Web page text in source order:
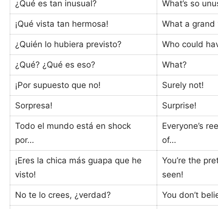
¿Qué es tan inusual? What’s so
¡Qué vista tan hermosa! What a grand
¿Quién lo hubiera previsto? Who could
¿Qué? ¿Qué es eso? What?
¡Por supuesto que no! Surely not!
Sorpresa! Surprise!
Todo el mundo está en shock
por…
Everyone’s
of…
¡Eres la chica más guapa que he
visto!
You’re the
seen!
No te lo crees, ¿verdad? You don’t